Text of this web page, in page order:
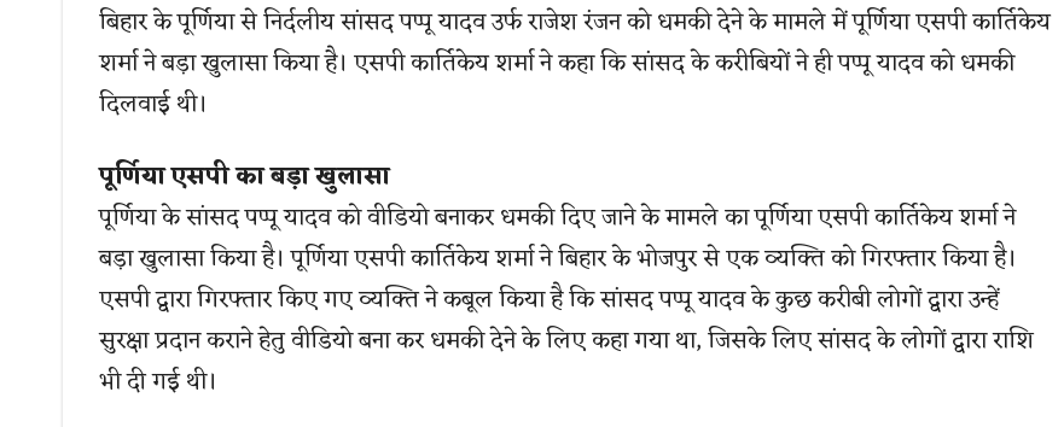
बिहार के पूर्णिया से निर्दलीय सांसद पप्पू यादव उर्फ राजेश रंजन को धमकी देने के मामले में पूर्णिया एसपी कार्तिकेय
शर्मा ने बड़ा खुलासा किया है। एसपी कार्तिकेय शर्मा ने कहा कि सांसद के करीबियों ने ही पप्पू यादव को धमकी
दिलवाई थी।
पूर्णिया एसपी का बड़ा खुलासा
पूर्णिया के सांसद पप्पू यादव को वीडियो बनाकर धमकी दिए जाने के मामले का पूर्णिया एसपी कार्तिकेय शर्मा ने
बड़ा खुलासा किया है। पूर्णिया एसपी कार्तिकेय शर्मा ने बिहार के भोजपुर से एक व्यक्ति को गिरफ्तार किया है।
एसपी द्वारा गिरफ्तार किए गए व्यक्ति ने कबूल किया है कि सांसद पप्पू यादव के कुछ करीबी लोगों द्वारा उन्हें
सुरक्षा प्रदान कराने हेतु वीडियो बना कर धमकी देने के लिए कहा गया था, जिसके लिए सांसद के लोगों द्वारा राशि
भी दी गई थी।